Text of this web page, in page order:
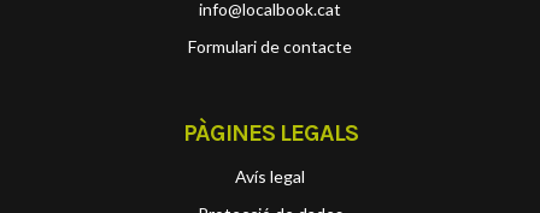
info@localbook.cat
Formulari de contacte
PÀGINES LEGALS
Avís legal